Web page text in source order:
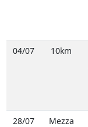
04/07 10km
28/07 Mezza